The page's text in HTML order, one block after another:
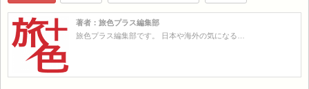
著者：旅色プラス編集部
旅色プラス編集部です。 日本や海外の気になる…